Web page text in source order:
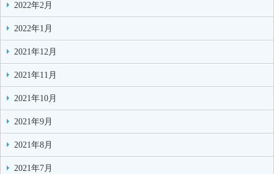
2022年2月
2022年1月
2021年12月
2021年11月
2021年10月
2021年9月
2021年8月
2021年7月